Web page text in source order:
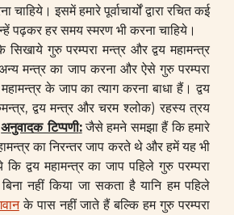
चाहिये। इसमें हमारे पूर्वाचार्यों द्वारा रचित कई
पढ़कर हर समय स्मरण भी करना चाहिये।
सिखाये गुरु परम्परा मन्त्र और द्वय महामन्त्र
मन्त्र का जाप करना और ऐसे गुरु परम्परा
के जाप का त्याग करना बाधा हैं। द्वय
द्वय मन्त्र और चरम श्लोक) रहस्य त्रय
अनुवादक टिप्पणी:जैसे हमने समझा हैं कि हमारे
महामन्त्र का निरन्तर जाप करते थे और हमें यह भी
कि द्वय महामन्त्र का जाप पहिले गुरु परम्परा
नहीं किया जा सकता है यानि हम पहिले
के पास नहीं जाते हैं बल्कि हम गुरु परम्परा